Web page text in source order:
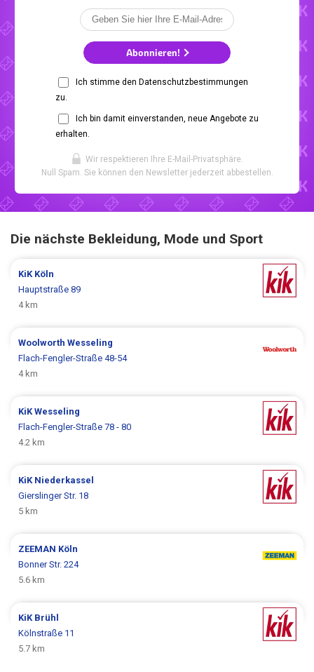
Abonnieren!
Ich stimme den Datenschutzbestimmungen
zu.
Ich bin damit einverstanden, neue Angebote zu
erhalten.
Wir respektieren Ihre E-Mail-Privatsphäre.
Null Spam. Sie können den Newsletter jederzeit abbestellen.
Die nächste Bekleidung, Mode und Sport
KiK Köln
Hauptstraße 89
4 km
WoolworthWesseling
Flach-Fengler-Straße 48-54
4 km
KiKWesseling
Flach-Fengler-Straße 78 - 80
4.2 km
KiK Niederkassel
Gierslinger Str. 18
5 km
ZEEMAN Köln
Bonner Str. 224
5.6 km
KiK Brühl
Kölnstraße 11
5.7 km